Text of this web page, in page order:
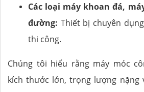
Các loại máy khoan đá,
đường: Thiết bị chuyên
thi công.
Chúng tôi hiểu rằng máy móc
kích thước lớn, trọng lượng nặng